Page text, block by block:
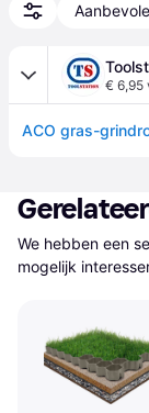
€ 6,95
ACO gras-
We hebben een
mogelijk